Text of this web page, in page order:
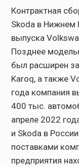
Контрактная
Skoda в Нижнем
выпуска
Позднее
был расширен
Karoq, а также
года компания
400 тыс.
апреле 2022
и Skoda в
поставками
предприятия